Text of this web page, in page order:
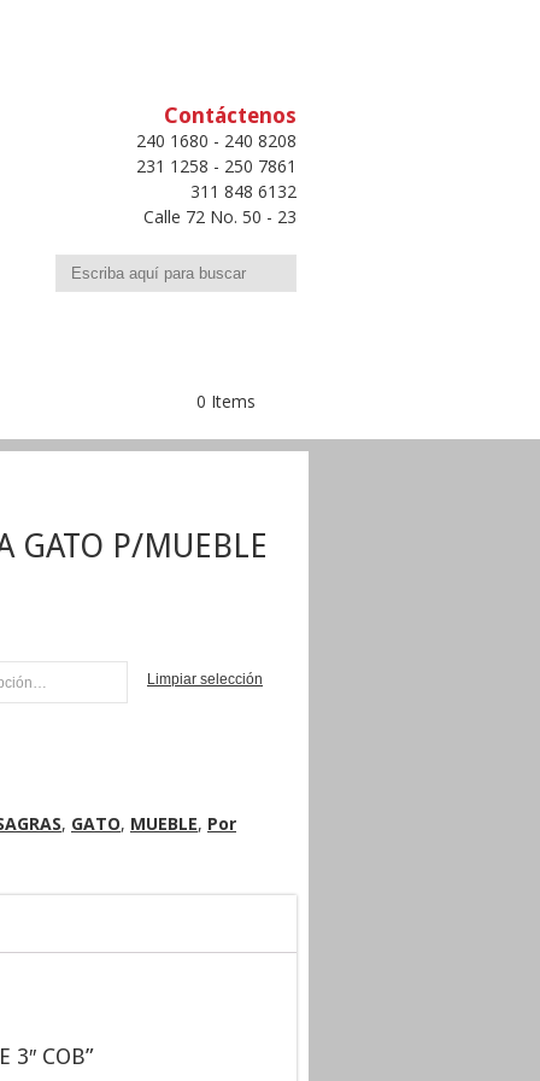
Contáctenos
240 1680 - 240 8208
231 1258 - 250 7861
311 848 6132
Calle 72 No. 50 - 23
Buscar
0 Items
GATO P/MUEBLE
Limpiar selección
, GATO, MUEBLE, Por
3″ COB”